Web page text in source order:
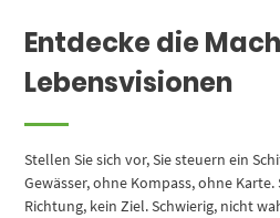
Entdecke die
Lebensvisionen
Stellen Sie sich vor, Sie steuern ein
Gewässer, ohne Kompass, ohne
Richtung, kein Ziel. Schwierig, nicht